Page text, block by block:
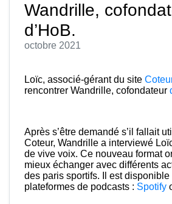
Wandrille,
d’HoB.
octobre 2021
Loïc, associé-gérant du site
rencontrer Wandrille, cofondateur
Après s’être demandé s’il fallait
Coteur, Wandrille a interviewé
de vive voix. Ce nouveau format
mieux échanger avec différents
des paris sportifs. Il est
plateformes de podcasts : Spotify